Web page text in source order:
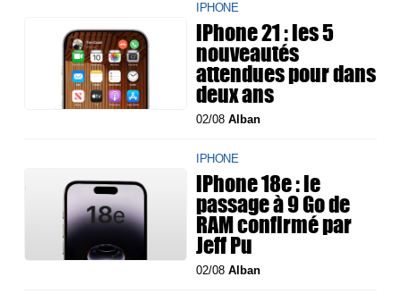
IPHONE
iPhone 21 : les 5
nouveautés
attendues pour dans
deux ans
02/08Alban
IPHONE
iPhone 18e : le
passage à 9 Go de
RAM confirmé par
Jeff Pu
02/08Alban